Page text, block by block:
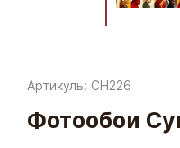
Артикуль: CH226
Фотообои